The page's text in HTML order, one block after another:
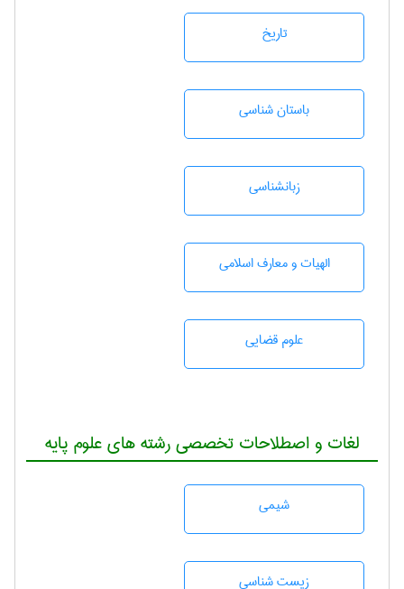
تاريخ
باستان شناسی
زبانشناسی
الهیات و معارف اسلامی
علوم قضایی
لغات و اصطلاحات تخصصی رشته های علوم پایه
شيمی
زيست شناسی